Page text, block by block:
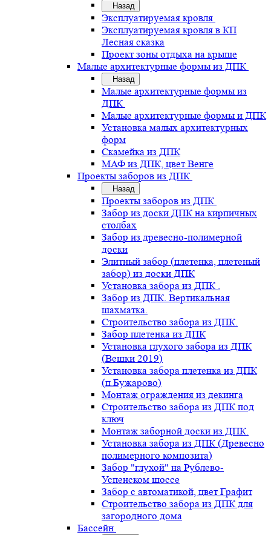
Назад
Эксплуатируемая кровля
Эксплуатируемая кровля в КП
Лесная сказка
Проект зоны отдыха на крыше
Малые архитектурные формы из ДПК
Назад
Малые архитектурные формы из
ДПК
Малые архитектурные формы и ДПК
Установка малых архитектурных
форм
Скамейка из ДПК
МАФ из ДПК, цвет Венге
Проекты заборов из ДПК
Назад
Проекты заборов из ДПК
Забор из доски ДПК на кирпичных
столбах
Забор из древесно-полимерной
доски
Элитный забор (плетенка, плетеный
забор) из доски ДПК
Установка забора из ДПК .
Забор из ДПК. Вертикальная
шахматка.
Строительство забора из ДПК.
Забор плетенка из ДПК
Установка глухого забора из ДПК
(Вешки 2019)
Установка забора плетенка из ДПК
(п.Бужарово)
Монтаж ограждения из декинга
Строительство забора из ДПК под
ключ
Монтаж заборной доски из ДПК.
Установка забора из ДПК (Древесно
полимерного композита)
Забор "глухой" на Рублево-
Успенском шоссе
Забор с автоматикой, цвет Графит
Строительство забора из ДПК для
загородного дома
Бассейн